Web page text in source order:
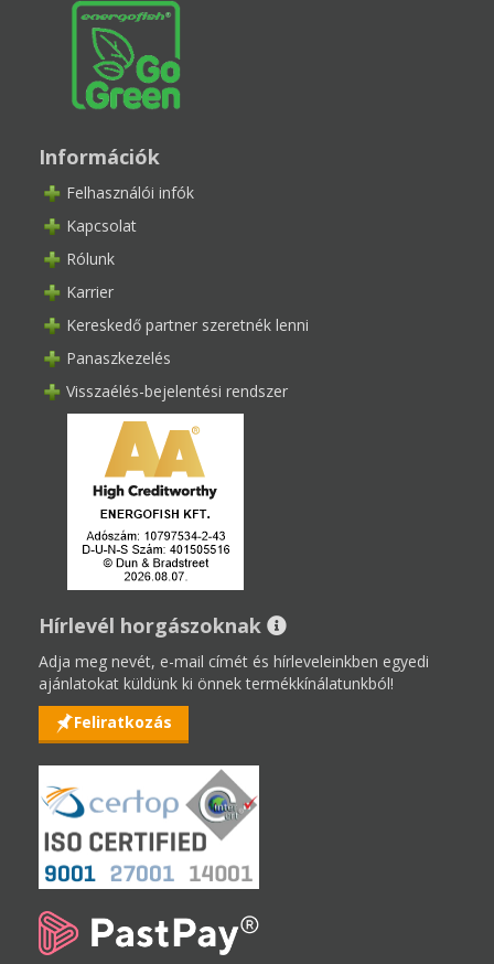
Információk
Felhasználói infók
Kapcsolat
Rólunk
Karrier
Kereskedő partner szeretnék lenni
Panaszkezelés
Visszaélés-bejelentési rendszer
Hírlevél horgászoknak
Adja meg nevét, e-mail címét és hírleveleinkben egyedi
ajánlatokat küldünk ki önnek termékkínálatunkból!
Feliratkozás